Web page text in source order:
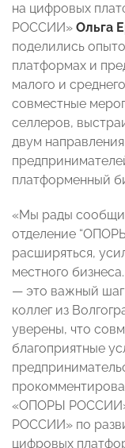
на цифровых
РОССИИ» Ольга
поделились
платформах и
малого и
совместные
селлеров,
двум
платформенный
«Мы рады
отделение
расширяться,
местного
— это важный шаг
коллег из
уверены, что
благоприятные
«ОПОРЫ
РОССИИ» по
цифровых